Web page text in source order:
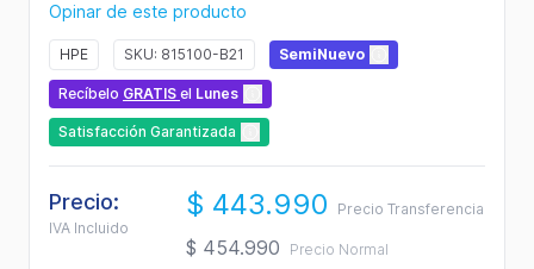
Opinar de este producto
HPE SKU: 815100-B21 SemiNuevo
Recíbelo GRATIS el Lunes
Satisfacción Garantizada
Precio:
IVA Incluido
$ 443.990 Precio Transferencia
$ 454.990 Precio Normal